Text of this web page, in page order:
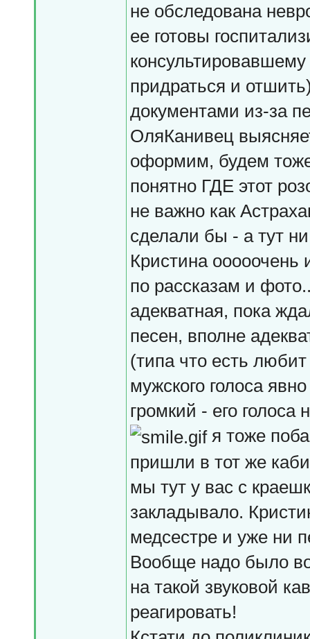
не обследована
ее готовы
придраться и
документами из-за
ОляКанивец
оформим, будем
понятно ГДЕ этот
не важно как
сделали бы - а тут
Кристина
по рассказам и
адекватная, пока
песен, вполне
(типа что есть
мужского голоса
громкий - его голоса
я тоже
пришли в тот же
мы тут у вас с
закладывало.
медсестре и уже ни
Вообще надо было
на такой звуковой
реагировать!